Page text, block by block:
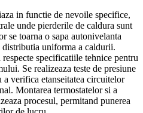
in functie de nevoile specifice,
unde pierderile de caldura sunt
se toarna o sapa autonivelanta
distributia uniforma a caldurii.
specificatiile tehnice pentru
Se realizeaza teste de presiune
verifica etanseitatea circuitelor
Montarea termostatelor si a
procesul, permitand punerea